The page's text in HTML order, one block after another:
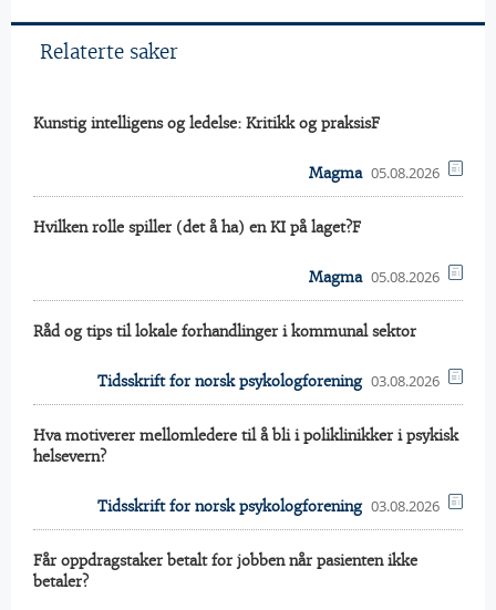
Relaterte saker
Kunstig intelligens og ledelse: Kritikk og praksisF
Magma 05.08.2026
Hvilken rolle spiller (det å ha) en KI på laget?F
Magma 05.08.2026
Råd og tips til lokale forhandlinger i kommunal sektor
Tidsskrift for norsk psykologforening 03.08.2026
Hva motiverer mellomledere til å bli i poliklinikker i psykisk
helsevern?
Tidsskrift for norsk psykologforening 03.08.2026
Får oppdragstaker betalt for jobben når pasienten ikke
betaler?